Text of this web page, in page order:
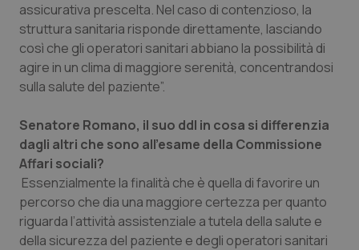
Quotidiano Pediatria
Rene & patologie urogenitali
Sangue & coagulazione
Tiroide
Tumore al seno
assicurativa prescelta. Nel caso di contenzioso, la
struttura sanitaria risponde direttamente, lasciando
così che gli operatori sanitari abbiano la possibilità di
agire in un clima di maggiore serenità, concentrandosi
sulla salute del paziente”.
Senatore Romano, il suo ddl in cosa si differenzia
dagli altri che sono all’esame della Commissione
Affari sociali?
Essenzialmente la finalità che è quella di favorire un
percorso che dia una maggiore certezza per quanto
riguarda l’attività assistenziale a tutela della salute e
della sicurezza del paziente e degli operatori sanitari